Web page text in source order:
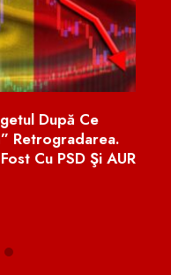
După Ce
Retrogradarea.
Cu PSD Şi AUR